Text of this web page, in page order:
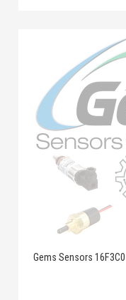
Gems Sensors 16F3C0